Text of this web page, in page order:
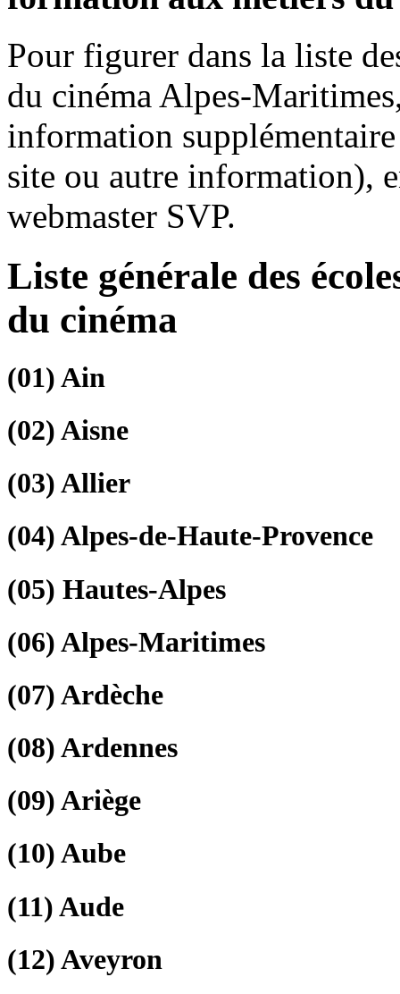
Pour figurer dans la liste
du cinéma Alpes-
information
site ou autre information),
webmaster SVP.
Liste générale des
du cinéma
(01)Ain
(02)Aisne
(03)Allier
(04)Alpes-de-Haute-Provence
(05) Hautes-Alpes
(06)Alpes-Maritimes
(07)Ardèche
(08)Ardennes
(09)Ariège
(10)Aube
(11)Aude
(12)Aveyron